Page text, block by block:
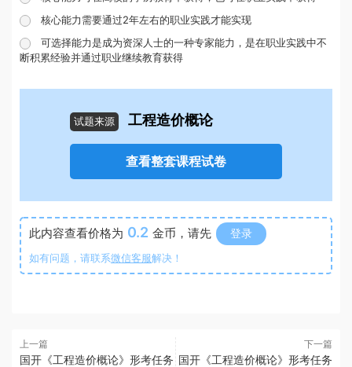
核心能力需要通过2年左右的职业实践才能实现
可选择能力是成为资深人士的一种专家能力，是在职业实践中不
断积累经验并通过职业继续教育获得
试题来源 工程造价概论
查看整套课程试卷
此内容查看价格为 0.2 金币，请先 登录
如有问题，请联系微信客服解决！
上一篇
国开《工程造价概论》形考任务
下一篇
国开《工程造价概论》形考任务